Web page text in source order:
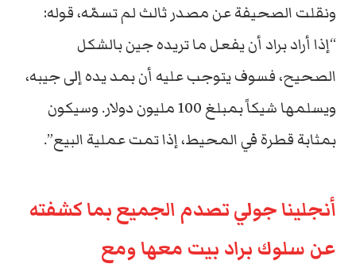
ونقلت الصحيفة عن مصدر ثالث لم تسمّه، قوله:
“إذا أراد براد أن يفعل ما تريده جين بالشكل
الصحيح، فسوف يتوجب عليه أن بمد يده إلى جيبه،
ويسلمها شيكاً بمبلغ 100 مليون دولار. وسيكون
بمثابة قطرة في المحيط، إذا تمت عملية البيع”.
أنجلينا جولي تصدم الجميع بما كشفته
عن سلوك براد بيت معها ومع